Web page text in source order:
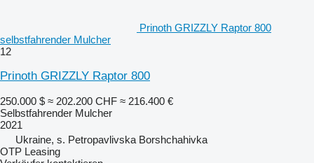
Prinoth GRIZZLY Raptor 800
selbstfahrender Mulcher
12
Prinoth GRIZZLY Raptor 800
250.000 $ ≈ 202.200 CHF ≈ 216.400 €
Selbstfahrender Mulcher
2021
Ukraine, s. Petropavlivska Borshchahivka
OTP Leasing